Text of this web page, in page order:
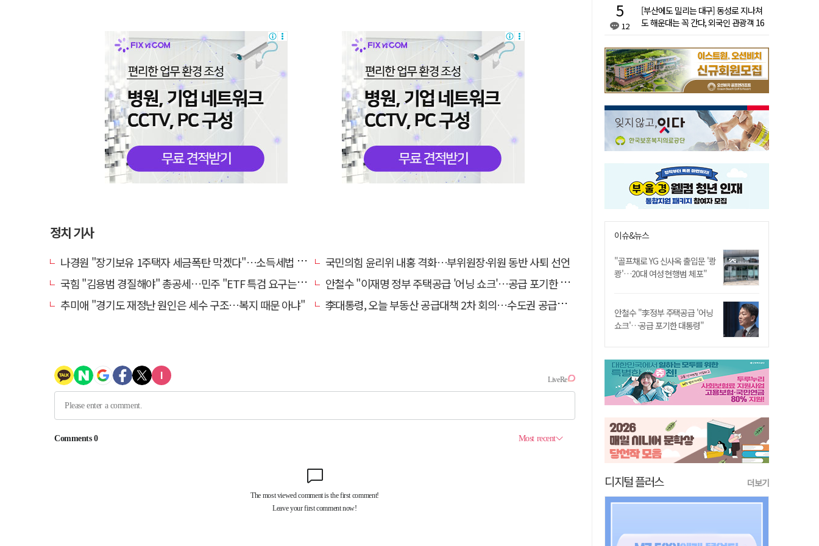
정치 기사
나경원 "장기보유 1주택자 세금폭탄 막겠다"…소득세법 개정안 발의
국민의힘 윤리위 내홍 격화…부위원장·위원 동반 사퇴 선언
국힘 "김용범 경질해야" 총공세…민주 "ETF 특검 요구는 마타도어"
안철수 "이재명 정부 주택공급 '어닝 쇼크'…공급 포기한 대통령"
추미애 "경기도 재정난 원인은 세수 구조…복지 때문 아냐"
李대통령, 오늘 부동산 공급대책 2차 회의…수도권 공급안 논의
12
[부산에도 밀리는 대구] 동성로 지나쳐
도 해운대는 꼭 간다, 외국인 관광객 16
이슈&뉴스
"골프채로 YG 신사옥 출입문 '쾅
쾅'…20대 여성 현행범 체포"
안철수 "李정부 주택공급 '어닝
쇼크'…공급 포기한 대통령"
디지털 플러스 더보기